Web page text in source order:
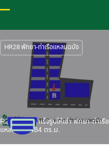
R28B โกดังสำเร็จรูปให้เช่า พัทยา-ท่าเรือ
แหลมฉบัง 484 ตร.ม.
HR28 พัทยา-ท่าเรือแหลมฉบัง